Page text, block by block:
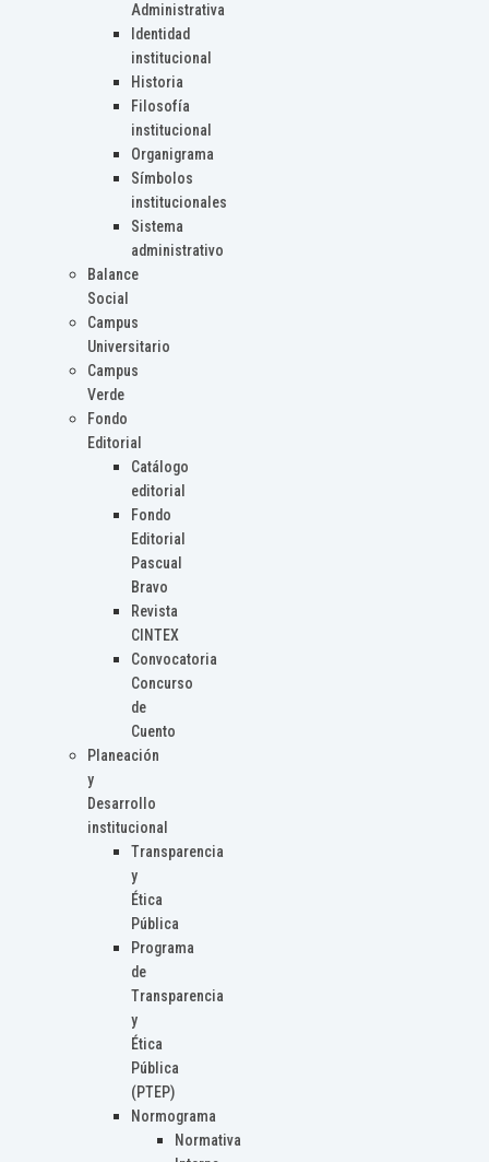
Administrativa
Identidad
institucional
Historia
Filosofía
institucional
Organigrama
Símbolos
institucionales
Sistema
administrativo
Balance
Social
Campus
Universitario
Campus
Verde
Fondo
Editorial
Catálogo
editorial
Fondo
Editorial
Pascual
Bravo
Revista
CINTEX
Convocatoria
Concurso
de
Cuento
Planeación
y
Desarrollo
institucional
Transparencia
y
Ética
Pública
Programa
de
Transparencia
y
Ética
Pública
(PTEP)
Normograma
Normativa